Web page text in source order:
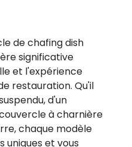
de chafing dish
significative
et l'expérience
restauration. Qu'il
d'un
à charnière
chaque modèle
uniques et vous